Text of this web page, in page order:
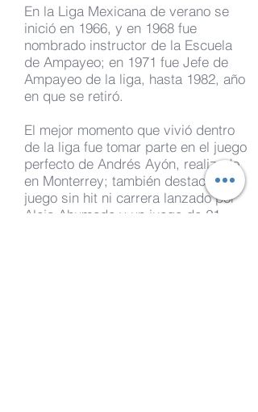
En la Liga Mexicana de verano se
inició en 1966, y en 1968 fue
nombrado instructor de la Escuela
de Ampayeo; en 1971 fue Jefe de
Ampayeo de la liga, hasta 1982, año
en que se retiró.
El mejor momento que vivió dentro
de la liga fue tomar parte en el juego
perfecto de Andrés Ayón, realizado
en Monterrey; también destacan un
juego sin hit ni carrera lanzado por
Alejo Ahumada y un juego de 21